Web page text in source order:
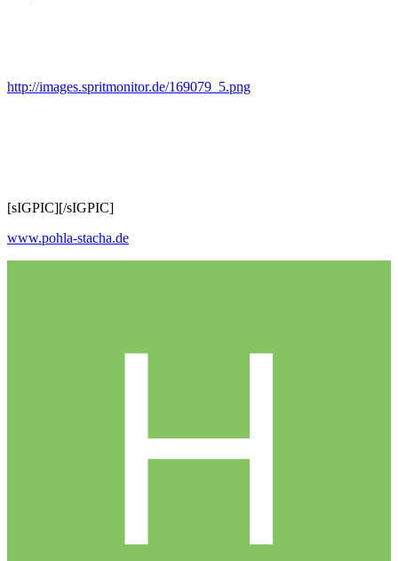
http://images.spritmonitor.de/169079_5.png
[sIGPIC][/sIGPIC]
www.pohla-stacha.de